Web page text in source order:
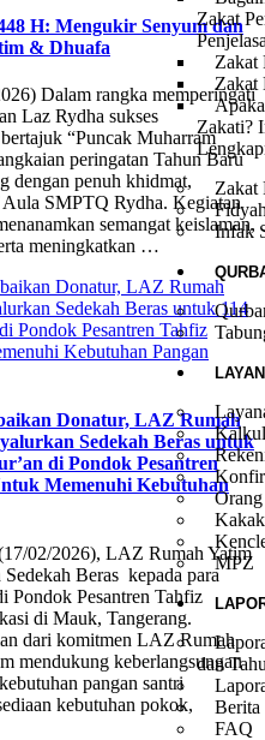
Zakat
Zakat
Zakat
Zakati?
Zakat
Infak
MPZ
dan
Berita
FAQ
H: Mengukir Senyum dan
& Dhuafa
Dalam rangka memperingati
Laz Rydha sukses
“Puncak Muharram
peringatan Tahun Baru
dengan penuh khidmat,
SMPTQ Rydha. Kegiatan
semangat keislaman,
meningkatkan …
Donatur, LAZ Rumah
Sedekah Beras untuk
di Pondok Pesantren
Memenuhi Kebutuhan
02/2026), LAZ Rumah Yatim
Beras kepada para
Pondok Pesantren Tahfiz
di Mauk, Tangerang.
dari komitmen LAZ Rumah
mendukung keberlangsungan
pangan santri
kebutuhan pokok,